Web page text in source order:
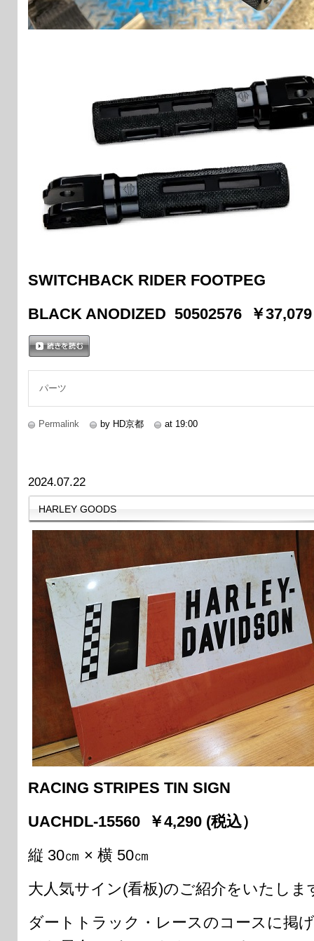
SWITCHBACK RIDER FOOTPEG
BLACK ANODIZED 50502576 ￥
パーツ
Permalink by HD京都 at 19:00
2024.07.22
HARLEY GOODS
RACING STRIPES TIN SIGN
UACHDL-15560 ￥4,290 (税込）
縦 30㎝ × 横 50㎝
大人気サイン(看板)のご紹介をいたしま
ダートトラック・レースのコースに掲